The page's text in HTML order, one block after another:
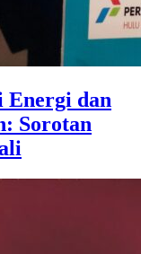
Energi dan
Sorotan